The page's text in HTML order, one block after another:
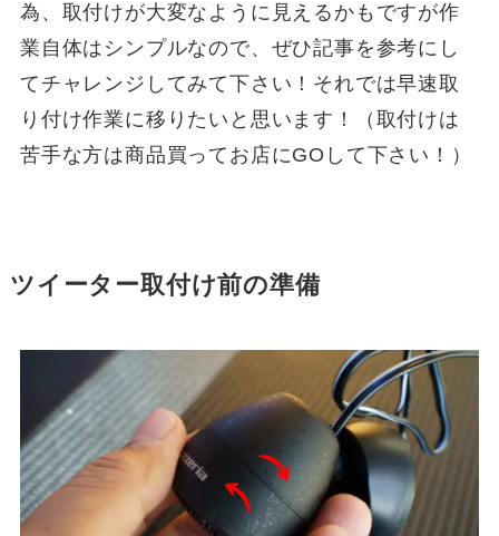
為、取付けが大変なように見えるかもですが作
業自体はシンプルなので、ぜひ記事を参考にし
てチャレンジしてみて下さい！それでは早速取
り付け作業に移りたいと思います！（取付けは
苦手な方は商品買ってお店にGOして下さい！）
ツイーター取付け前の準備